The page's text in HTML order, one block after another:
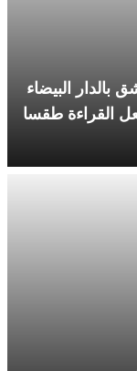
بالدار البيضاء
القراءة طقسا